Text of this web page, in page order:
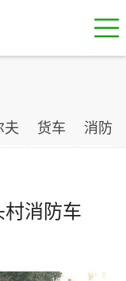
夫 货车 消防车
消防车